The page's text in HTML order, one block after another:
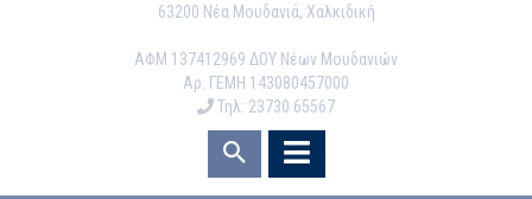
63200 Νέα Μουδανιά, Χαλκιδική
ΑΦΜ 137412969 ΔΟΥ Νέων Μουδανιών
Αρ. ΓΕΜΗ 143080457000
Τηλ: 23730 65567